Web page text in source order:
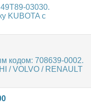
03030.
KUBOTA с
кодом: 708639-0002.
/ VOLVO / RENAULT